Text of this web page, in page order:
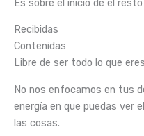
Recibidas
Contenidas
Libre de ser todo lo que
No nos enfocamos en tus
energía en que puedas ver
las cosas.